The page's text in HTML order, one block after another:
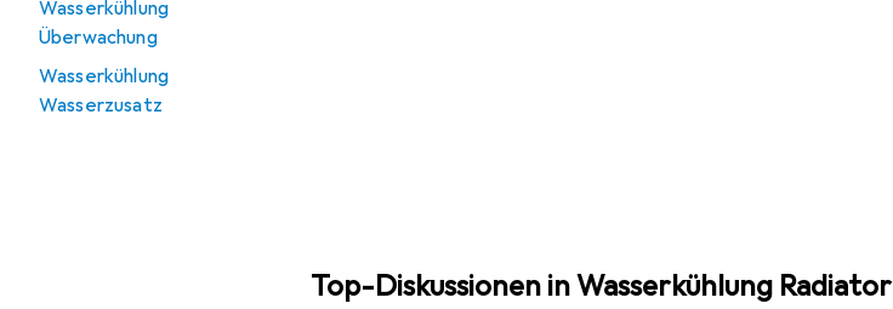
Wasserkühlung
Überwachung
Wasserkühlung
Wasserzusatz
Top-Diskussionen in Wasserkühlung Radiator